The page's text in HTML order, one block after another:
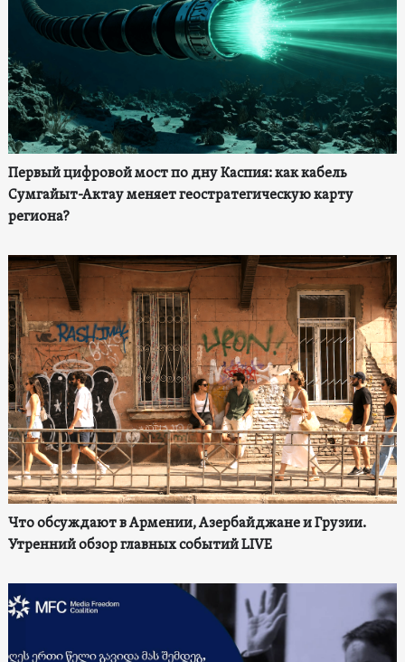
Первый цифровой мост по дну Каспия: как кабель
Сумгайыт-Актау меняет геостратегическую карту
региона?
Что обсуждают в Армении, Азербайджане и Грузии.
Утренний обзор главных событий LIVE